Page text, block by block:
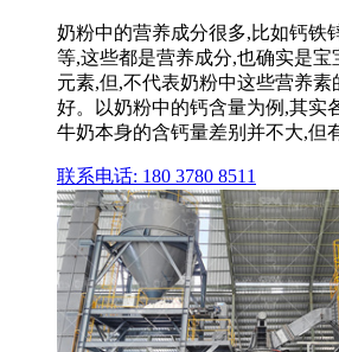
奶粉中的营养成分很多,比如钙铁
等,这些都是营养成分,也确实是
元素,但,不代表奶粉中这些营养
好。以奶粉中的钙含量为例,其实
牛奶本身的含钙量差别并不大,但
联系电话: 180 3780 8511